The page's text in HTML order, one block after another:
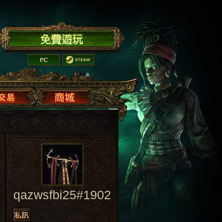
qazwsfbi25#1902